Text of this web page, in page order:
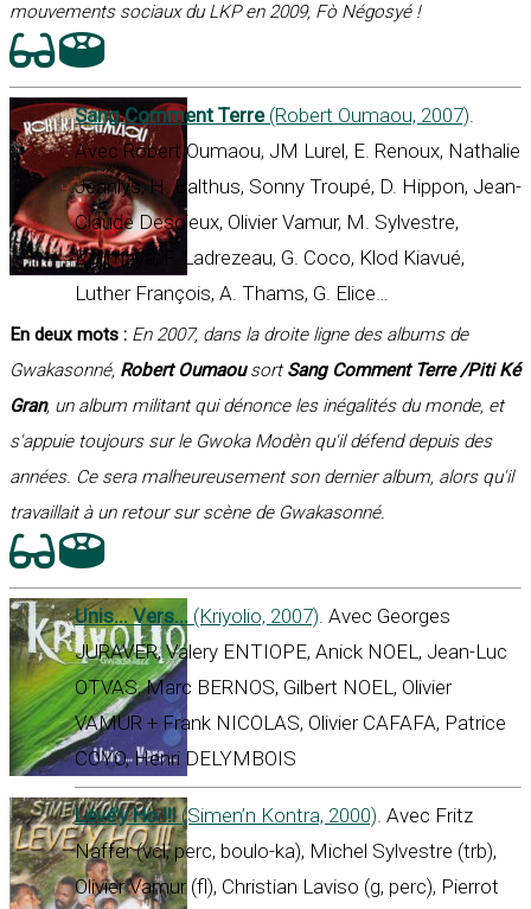
mouvements sociaux du LKP en 2009, Fò Négosyé !
Sang Comment Terre(Robert Oumaou, 2007).
Avec Robert Oumaou, JM Lurel, E. Renoux, Nathalie
Jeanlys, H. Balthus, Sonny Troupé, D. Hippon, Jean-
Claude Descieux, Olivier Vamur, M. Sylvestre,
Kolimaya, F. Ladrezeau, G. Coco, Klod Kiavué,
Luther François, A. Thams, G. Elice…
En deux mots : En 2007, dans la droite ligne des albums de
Gwakasonné, Robert OumaousortSang Comment Terre /Piti Ké
Gran, un album militant qui dénonce les inégalités du monde, et
s'appuie toujours sur le Gwoka Modèn qu'il défend depuis des
années. Ce sera malheureusement son dernier album, alors qu'il
travaillait à un retour sur scène de Gwakasonné.
Unis... Vers... (Kriyolio, 2007). Avec Georges
JURAVER, Valery ENTIOPE, Anick NOEL, Jean-Luc
OTVAS, Marc BERNOS, Gilbert NOEL, Olivier
VAMUR + Frank NICOLAS, Olivier CAFAFA, Patrice
COYO, Henri DELYMBOIS
Lévé’y Ho !!!(Simen’n Kontra, 2000). Avec Fritz
Naffer (vcl, perc, boulo-ka), Michel Sylvestre (trb),
Olivier Vamur (fl), Christian Laviso (g, perc), Pierrot